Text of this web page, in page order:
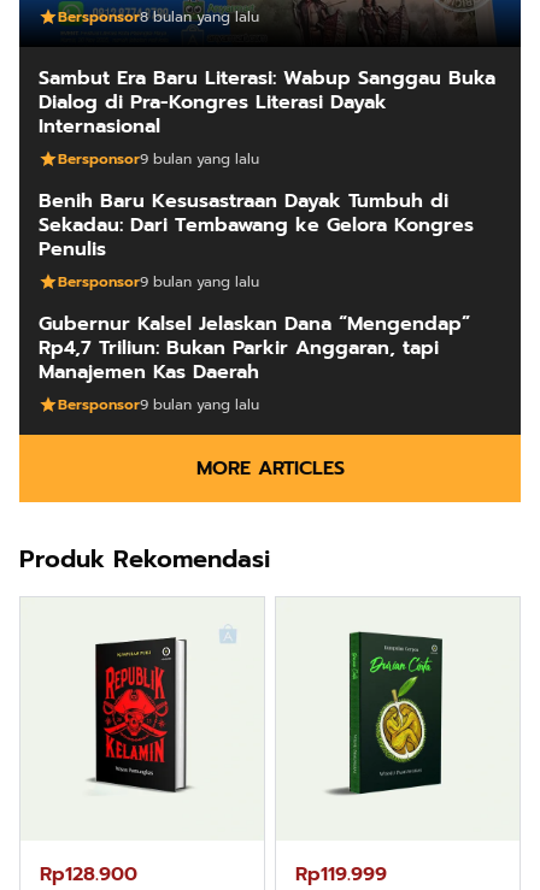
Bersponsor8 bulan yang lalu
Sambut Era Baru Literasi: Wabup Sanggau Buka
Dialog di Pra-Kongres Literasi Dayak
Internasional
Bersponsor9 bulan yang lalu
Benih Baru Kesusastraan Dayak Tumbuh di
Sekadau: Dari Tembawang ke Gelora Kongres
Penulis
Bersponsor9 bulan yang lalu
Gubernur Kalsel Jelaskan Dana “Mengendap”
Rp4,7 Triliun: Bukan Parkir Anggaran, tapi
Manajemen Kas Daerah
Bersponsor9 bulan yang lalu
MORE ARTICLES
Produk Rekomendasi
Rp128.900 Rp119.999